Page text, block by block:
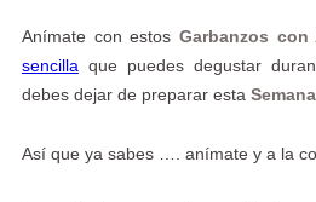
Anímate con estos Garbanzos con
sencilla que puedes degustar
debes dejar de preparar esta
Así que ya sabes …. anímate y a la